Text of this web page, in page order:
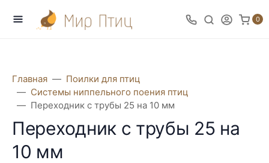
0
Главная
Поилки для птиц
Системы ниппельного поения птиц
Переходник с трубы 25 на 10 мм
Переходник с трубы 25 на
10 мм